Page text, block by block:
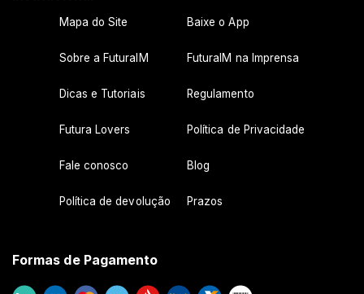
Mapa do Site Baixe o App
Sobre a FuturaIM FuturaIM na Imprensa
Dicas e Tutoriais Regulamento
Futura Lovers Política de Privacidade
Fale conosco Blog
Política de devolução Prazos
Formas de Pagamento